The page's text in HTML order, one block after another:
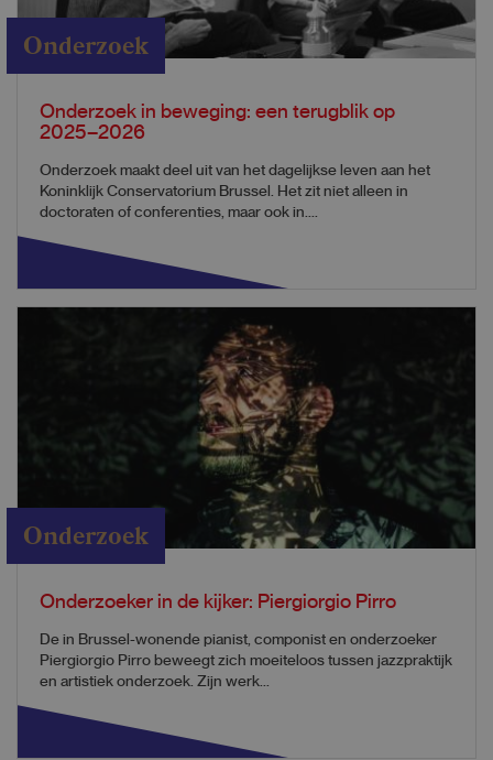
Onderzoek
Onderzoek in beweging: een terugblik op
2025–2026
Onderzoek maakt deel uit van het dagelijkse leven aan het
Koninklijk Conservatorium Brussel. Het zit niet alleen in
doctoraten of conferenties, maar ook in....
Onderzoek
Onderzoeker in de kijker: Piergiorgio Pirro
De in Brussel-wonende pianist, componist en onderzoeker
Piergiorgio Pirro beweegt zich moeiteloos tussen jazzpraktijk
en artistiek onderzoek. Zijn werk...